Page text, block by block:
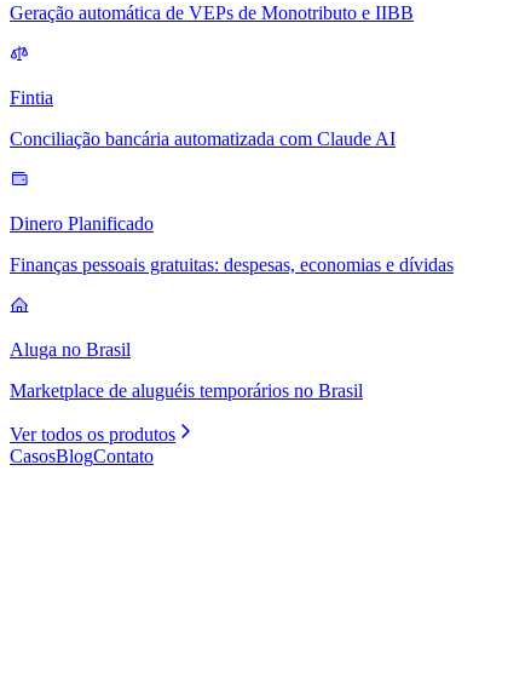
Geração automática de VEPs de Monotributo e IIBB
Fintia
Conciliação bancária automatizada com Claude AI
Dinero Planificado
Finanças pessoais gratuitas: despesas, economias e dívidas
Aluga no Brasil
Marketplace de aluguéis temporários no Brasil
Ver todos os produtos
CasosBlogContato